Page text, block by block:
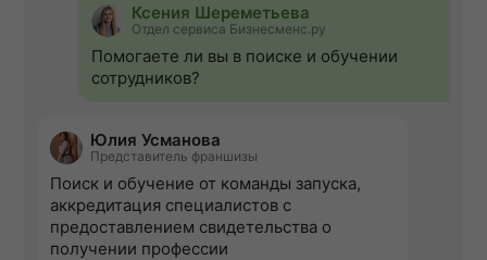
Ксения Шереметьева
Отдел сервиса Бизнесменс.ру
Помогаете ли вы в поиске и обучении
сотрудников?
Юлия Усманова
Представитель франшизы
Поиск и обучение от команды запуска,
аккредитация специалистов с
предоставлением свидетельства о
получении профессии